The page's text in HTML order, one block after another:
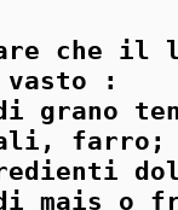
che il
vasto :
grano
mais o